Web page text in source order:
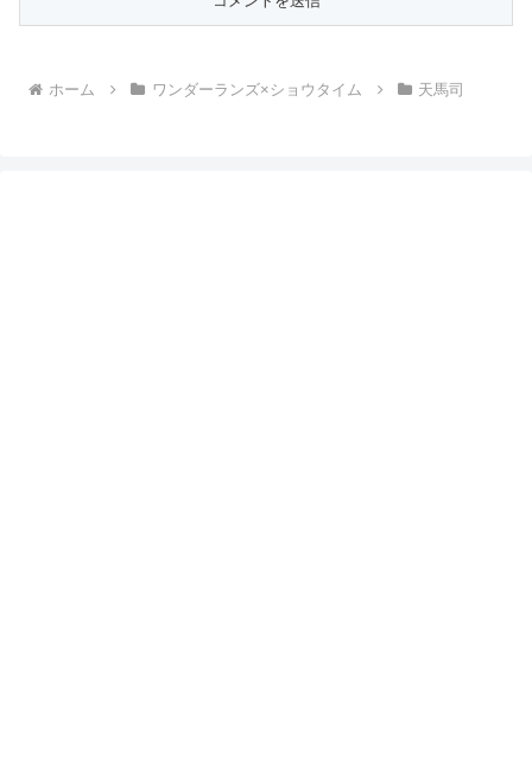
ホーム ワンダーランズ×ショウタイム 天馬司